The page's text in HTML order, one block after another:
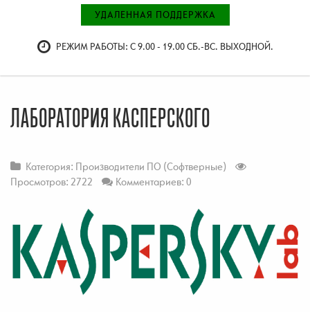
УДАЛЕННАЯ ПОДДЕРЖКА
РЕЖИМ РАБОТЫ: С 9.00 - 19.00 СБ.-ВС. ВЫХОДНОЙ.
ЛАБОРАТОРИЯ КАСПЕРСКОГО
Категория: Производители ПО (Софтверные)
Просмотров: 2722
Комментариев: 0